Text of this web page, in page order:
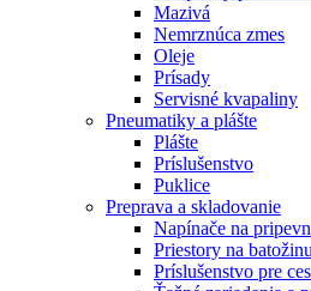
Mazivá
Nemrznúca zmes
Oleje
Prísady
Servisné kvapaliny
Pneumatiky a plášte
Plášte
Príslušenstvo
Puklice
Preprava a skladovanie
Napínače na
Priestory na
Príslušenstvo pre